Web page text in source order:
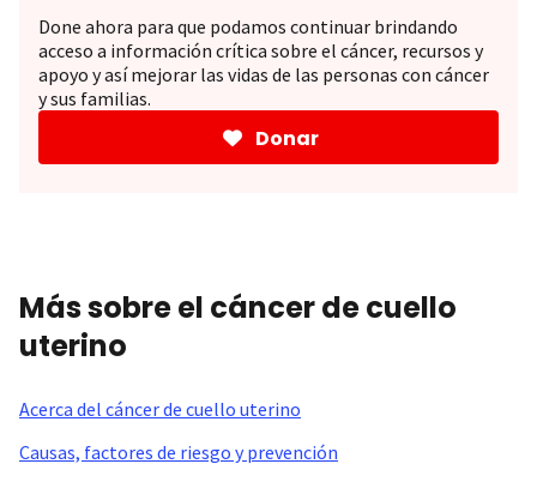
Done ahora para que podamos continuar brindando
acceso a información crítica sobre el cáncer, recursos y
apoyo y así mejorar las vidas de las personas con cáncer
y sus familias.
Donar
Más sobre el cáncer de cuello
uterino
Acerca del cáncer de cuello uterino
Causas, factores de riesgo y prevención